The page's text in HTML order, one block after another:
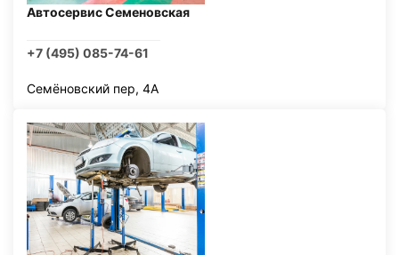
Автосервис Семеновская
+7 (495) 085-74-61
Семёновский пер, 4А